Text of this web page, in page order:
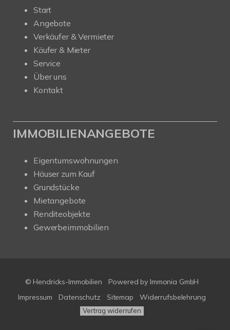
Start
Angebote
Verkäufer & Vermieter
Käufer & Mieter
Service
Über uns
Kontakt
IMMOBILIENANGEBOTE
Eigentumswohnungen
Häuser zum Kauf
Grundstücke
Mietangebote
Renditeobjekte
Gewerbeimmobilien
© Hendricks-Immobilien
Powered by Immonia GmbH
Impressum
Datenschutz Sitemap Widerrufsbelehrung
Vertrag widerrufen